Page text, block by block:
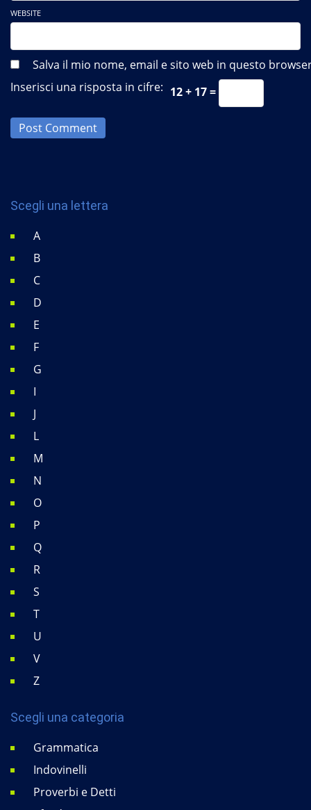
WEBSITE
Salva il mio nome, email e sito web in questo
Inserisci una risposta in cifre: 12 + 17 =
Post Comment
Scegli una lettera
A
B
C
D
E
F
G
I
J
L
M
N
O
P
Q
R
S
T
U
V
Z
Scegli una categoria
Grammatica
Indovinelli
Proverbi e Detti